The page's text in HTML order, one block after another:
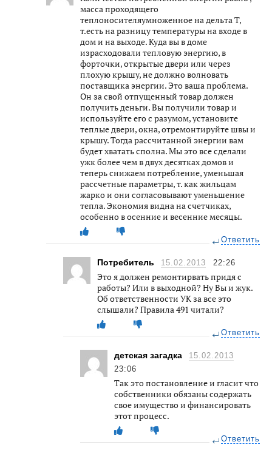
масса проходящего
теплоносителяумноженное на дельта Т,
т.есть на разницу температуры на входе в
дом и на выходе. Куда вы в доме
израсходовали тепловую энергию, в
форточки, открытые двери или через
плохую крышу, не должно волновать
поставщика энергии. Это ваша проблема.
Он за свой отпущенный товар должен
получить деньги. Вы получили товар и
используйте его с разумом, установите
теплые двери, окна, отремонтируйте швы и
крышу. Тогда рассчитанной энергии вам
будет хватать сполна. Мы это все сделали
ужк более чем в двух десятках домов и
теперь снижаем потребление, уменьшая
рассчетные параметры, т. как жильцам
жарко и они согласовывают уменьшение
тепла. Экономия видна на счетчиках,
особенно в осенние и весенние месяцы.
Ответить
Потребитель 15.02.2013 22:26
Это я должен ремонтирвать придя с
работы? Или в выходной? Ну Вы и жук.
Об ответственности УК за все это
слышали? Правила 491 читали?
Ответить
детская загадка
15.02.2013
23:06
Так это постановление и гласит что
собственники обязаны содержать
свое имущество и финансировать
этот процесс.
Ответить